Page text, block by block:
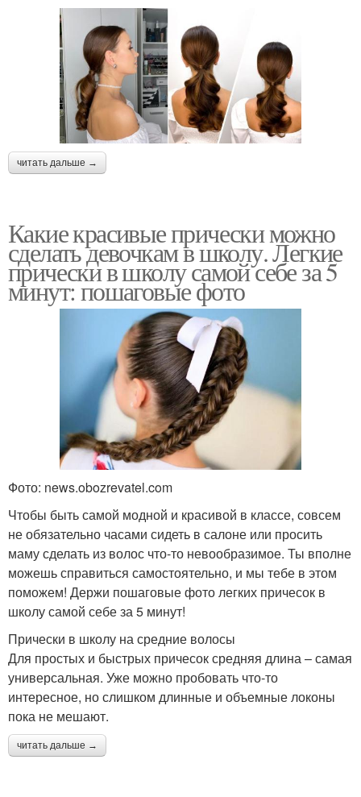
читать дальше →
Какие красивые прически можно
сделать девочкам в школу. Легкие
прически в школу самой себе за 5
минут: пошаговые фото
Фото: news.obozrevatel.com
Чтобы быть самой модной и красивой в классе, совсем
не обязательно часами сидеть в салоне или просить
маму сделать из волос что-то невообразимое. Ты вполне
можешь справиться самостоятельно, и мы тебе в этом
поможем! Держи пошаговые фото легких причесок в
школу самой себе за 5 минут!
Прически в школу на средние волосы
Для простых и быстрых причесок средняя длина – самая
универсальная. Уже можно пробовать что-то
интересное, но слишком длинные и объемные локоны
пока не мешают.
читать дальше →